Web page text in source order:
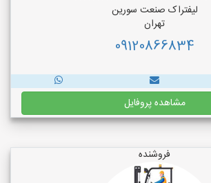
لیفتراک صنعت سورین
تهران
09120866834
مشاهده پروفایل
فروشنده